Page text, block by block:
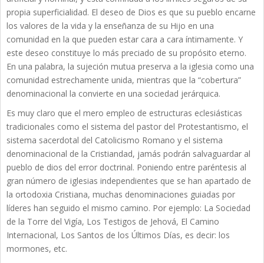
propia superficialidad. El deseo de Dios es que su pueblo encarne
los valores de la vida y la enseñanza de su Hijo en una
comunidad en la que pueden estar cara a cara íntimamente. Y
este deseo constituye lo más preciado de su propósito eterno.
En una palabra, la sujeción mutua preserva a la iglesia como una
comunidad estrechamente unida, mientras que la “cobertura”
denominacional la convierte en una sociedad jerárquica.
Es muy claro que el mero empleo de estructuras eclesiásticas
tradicionales como el sistema del pastor del Protestantismo, el
sistema sacerdotal del Catolicismo Romano y el sistema
denominacional de la Cristiandad, jamás podrán salvaguardar al
pueblo de dios del error doctrinal. Poniendo entre paréntesis al
gran número de iglesias independientes que se han apartado de
la ortodoxia Cristiana, muchas denominaciones guiadas por
líderes han seguido el mismo camino. Por ejemplo: La Sociedad
de la Torre del Vigía, Los Testigos de Jehová, El Camino
Internacional, Los Santos de los Últimos Días, es decir: los
mormones, etc.